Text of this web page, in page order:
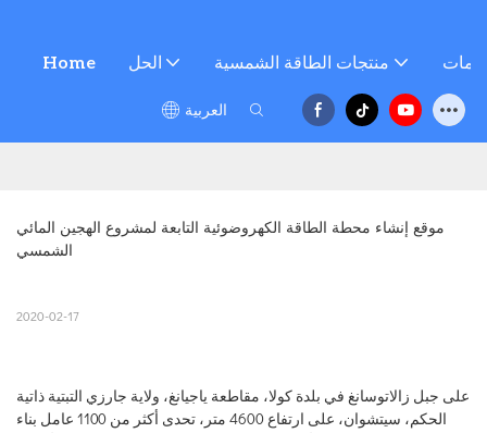
Home الحل منتجات الطاقة الشمسية
العربية
موقع إنشاء محطة الطاقة الكهروضوئية التابعة لمشروع الهجين المائي
الشمسي
2020-02-17
على جبل زالاتوسانغ في بلدة كولا، مقاطعة ياجيانغ، ولاية جارزي التبتية ذاتية
الحكم، سيتشوان، على ارتفاع 4600 متر، تحدى أكثر من 1100 عامل بناء